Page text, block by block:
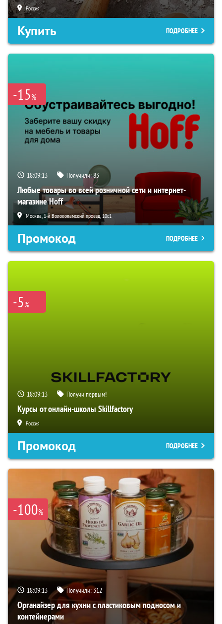
Россия
Купить ПОДРОБНЕЕ
-15%
18:09:12 Получили:83
Любые товары во всей розничной сети и интернет-
магазине Hoff
Москва, 1-й Волоколамский проезд, 10с1
Промокод ПОДРОБНЕЕ
-5%
18:09:12 Получи первым!
Курсы от онлайн-школы Skillfactory
Россия
Промокод ПОДРОБНЕЕ
-100%
18:09:12 Получили: 312
Органайзер для кухни с пластиковым подносом и
контейнерами